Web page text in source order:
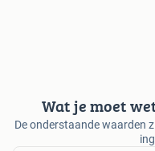
Wat je moet
De onderstaande waarden